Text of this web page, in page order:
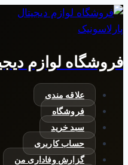
بازگشت
به
فروشگاه لوازم
علاقه مندی
فروشگاه
سبد خرید
حساب کاربری
گزارش وفاداری من